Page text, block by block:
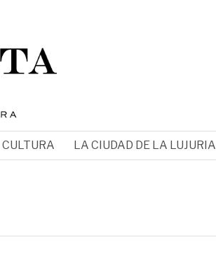
CULTURA LA CIUDAD DE LA LUJURIA